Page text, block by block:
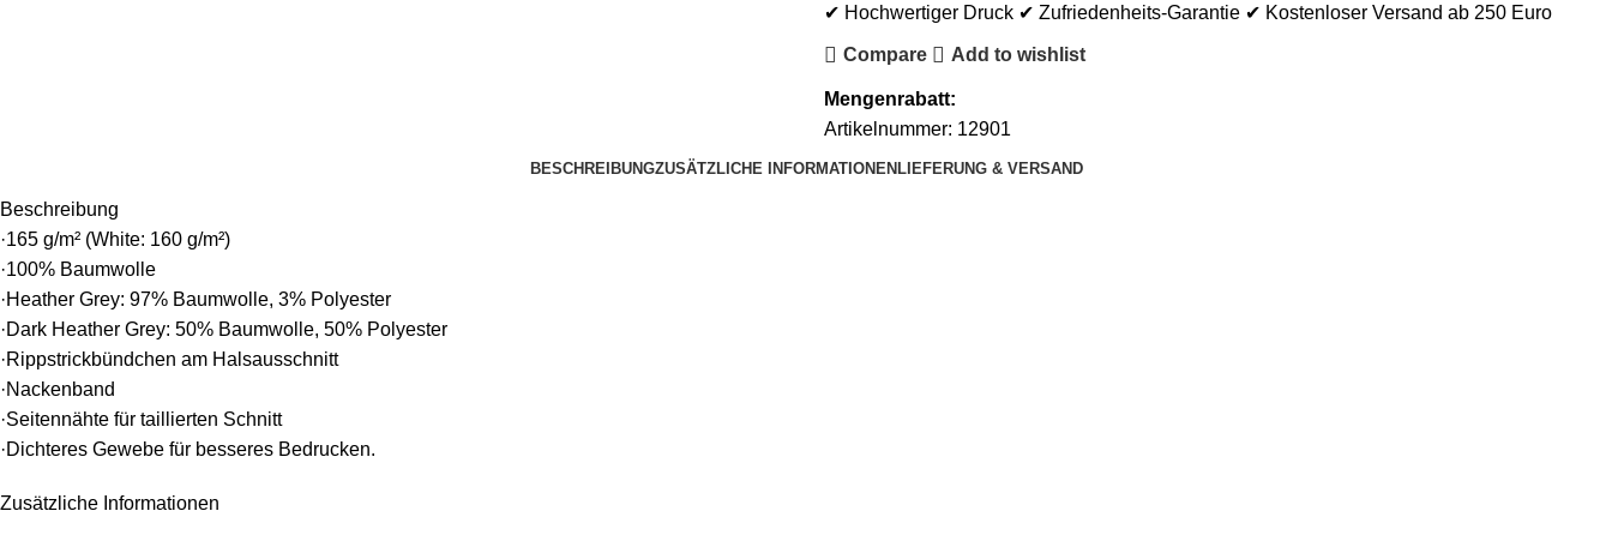
✔ Hochwertiger Druck ✔ Zufriedenheits-Garantie ✔ Kostenloser Versand ab 250 Euro
Compare Add to wishlist
Mengenrabatt:
Artikelnummer: 12901
BESCHREIBUNGZUSÄTZLICHE INFORMATIONEN LIEFERUNG & VERSAND
Beschreibung
·165 g/m² (White: 160 g/m²)
·100% Baumwolle
·Heather Grey: 97% Baumwolle, 3% Polyester
·Dark Heather Grey: 50% Baumwolle, 50% Polyester
·Rippstrickbündchen am Halsausschnitt
·Nackenband
·Seitennähte für taillierten Schnitt
·Dichteres Gewebe für besseres Bedrucken.
Zusätzliche Informationen